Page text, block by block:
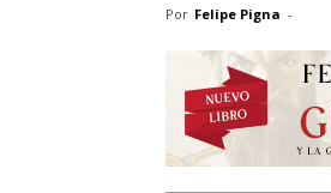
Por Felipe Pigna -